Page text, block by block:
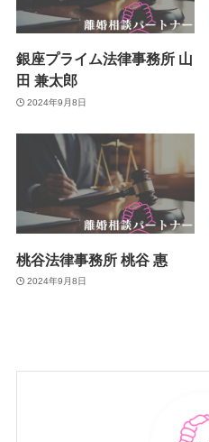
銀座プライム法律事務所 山
田 兼太郎
2024年9月8日
桃谷法律事務所 桃谷 惠
2024年9月8日